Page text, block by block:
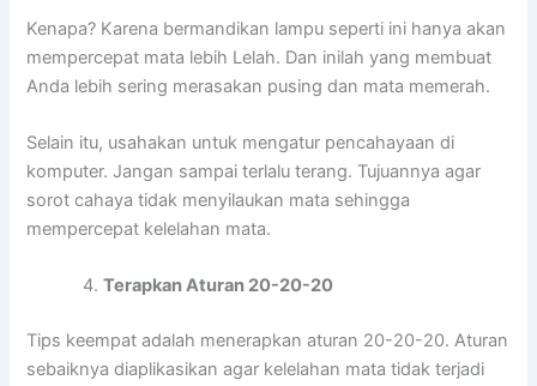
Kenapa? Karena bermandikan lampu seperti ini hanya akan
mempercepat mata lebih Lelah. Dan inilah yang membuat
Anda lebih sering merasakan pusing dan mata memerah.
Selain itu, usahakan untuk mengatur pencahayaan di
komputer. Jangan sampai terlalu terang. Tujuannya agar
sorot cahaya tidak menyilaukan mata sehingga
mempercepat kelelahan mata.
Terapkan Aturan 20-20-20
Tips keempat adalah menerapkan aturan 20-20-20. Aturan
sebaiknya diaplikasikan agar kelelahan mata tidak terjadi